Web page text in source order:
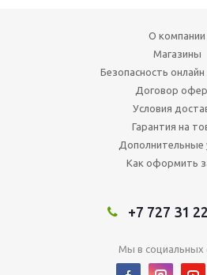
О компании
Магазины
Безопасность
Договор
Условия
Гарантия на
Дополнительные
Как оформить
+7 727 31
Мы в социальных